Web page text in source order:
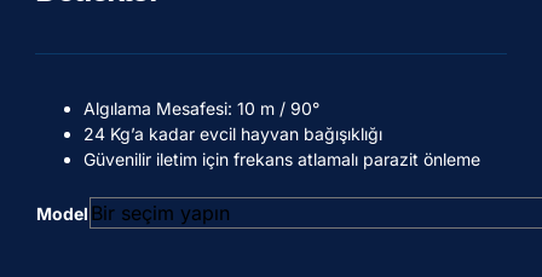
Algılama Mesafesi: 10 m / 90°
24 Kg’a kadar evcil hayvan bağışıklığı
Güvenilir iletim için frekans atlamalı parazit önleme
Model